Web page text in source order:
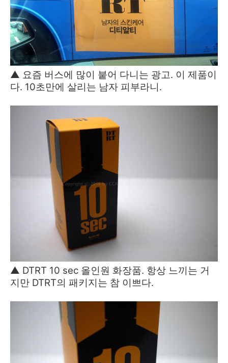
▲ 요즘 버스에 많이 붙어 다니는 광고. 이 제품이
다. 10초만에 살리는 남자 피부라니.
▲ DTRT 10 sec 올인원 화장품. 항상 느끼는 거
지만 DTRT의 패키지는 참 이쁘다.